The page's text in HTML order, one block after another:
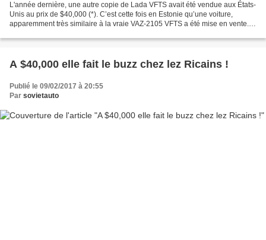
L'année dernière, une autre copie de Lada VFTS avait été vendue aux États-
Unis au prix de $40,000 (*). C’est cette fois en Estonie qu’une voiture,
apparemment très similaire à la vraie VAZ-2105 VFTS a été mise en vente.
A $40,000 elle fait le buzz chez lez Ricains !
Publié le 09/02/2017 à 20:55
Par sovietauto